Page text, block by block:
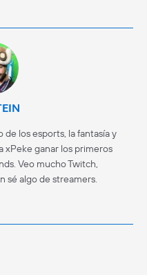
los esports, la fantasía y
xPeke ganar los primeros
Veo mucho Twitch,
sé algo de streamers.